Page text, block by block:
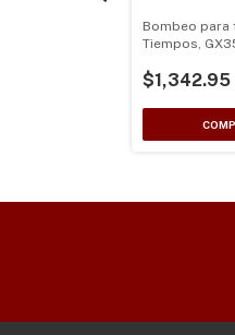
Bombeo
Tiempos,
$1,342.95